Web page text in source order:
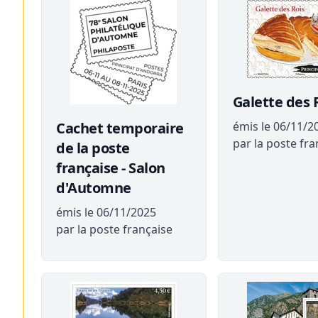
Cachet temporaire
de la poste
française - Salon
d'Automne
émis le 06/11/2025
par la poste française
Galette des
émis le 06/11/
par la poste